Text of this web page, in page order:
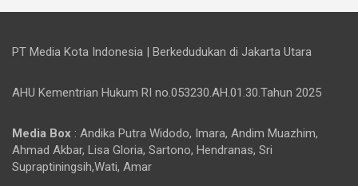
PT Media Kota Indonesia | Berkedudukan di Jakarta Utara
AHU Kementrian Hukum RI no.053230.AH.01.30.Tahun 2025
Media Box : Andika Putra Widodo, Imara, Andim Muazhim,
Ahmad Akbar, Lisa Gloria, Sartono, Hendranas, Sri
Supraptiningsih,Wati, Amar